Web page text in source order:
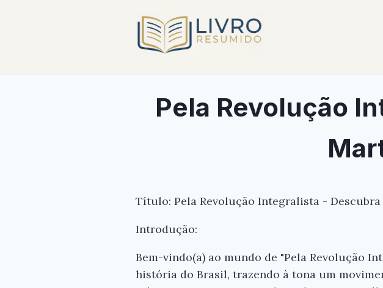
Pela Revolução
Título: Pela Revolução Integralista -
Introdução:
Bem-vindo(a) ao mundo de "Pela Revolução
história do Brasil, trazendo à tona um